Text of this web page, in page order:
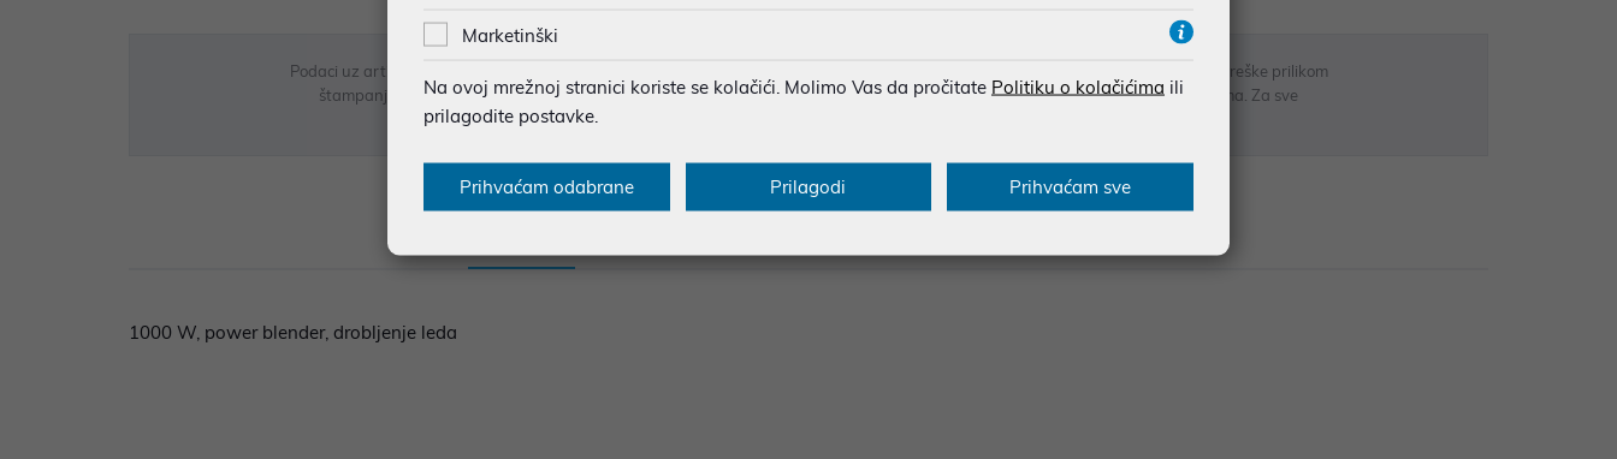
Podaci uz artikle su prezentirani u dobroj namjeri. Mikronis d.o.o. ne odgovara za eventualne pogreške nastale u opisu proizvoda, greške prilikom
štampanja te promjene u dostupnosti i cijene. Slike artikala su ilustrativne prirode te ne moraju u potpunosti odgovarati artiklima. Za sve
eventualne nejasnoće možete nas kontaktirati na
1000 W, power blender, drobljenje leda
Marketinški
Na ovoj mrežnoj stranici koriste se kolačići. Molimo Vas da pročitate Politiku o kolačićima ili
prilagodite postavke.
Prihvaćam odabrane Prilagodi Prihvaćam sve